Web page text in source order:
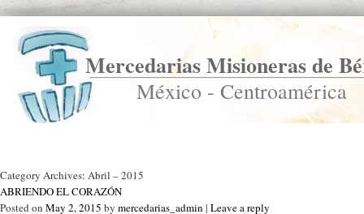
Mercedarias Misioneras de
México - Centroamérica
Category Archives: Abril – 2015
ABRIENDO EL CORAZÓN
Posted on May 2, 2015 by mercedarias_admin | Leave a reply